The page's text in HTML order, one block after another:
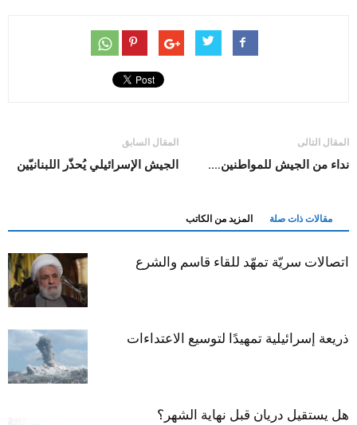
المقال السابق
الجيش الإسرائيلي يُحذّر اللبنانيّين
المقال التالى
نداء من الجيش للمواطنين….
مقالات ذات صلة المزيد من الكاتب
اتصالات سريّة تمهّد للقاء قاسم والشرع
ذريعة إسرائيلية تمهيدًا لتوسيع الاعتداءات
هل يستقيل دريان قبل نهاية الشهر؟